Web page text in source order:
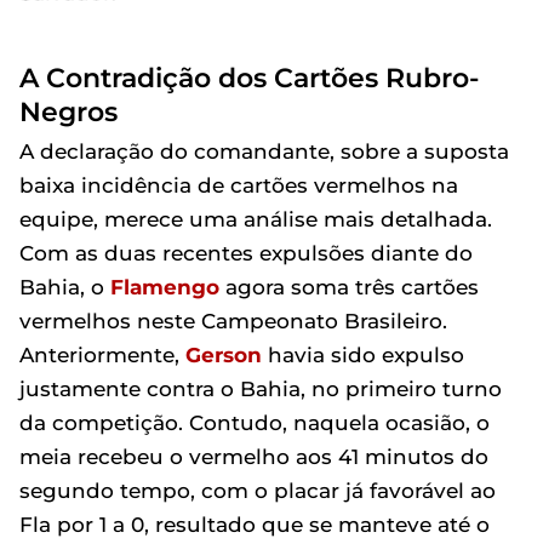
A Contradição dos Cartões Rubro-
Negros
A declaração do comandante, sobre a suposta
baixa incidência de cartões vermelhos na
equipe, merece uma análise mais detalhada.
Com as duas recentes expulsões diante do
Bahia, o Flamengo agora soma três cartões
vermelhos neste Campeonato Brasileiro.
Anteriormente, Gerson havia sido expulso
justamente contra o Bahia, no primeiro turno
da competição. Contudo, naquela ocasião, o
meia recebeu o vermelho aos 41 minutos do
segundo tempo, com o placar já favorável ao
Fla por 1 a 0, resultado que se manteve até o